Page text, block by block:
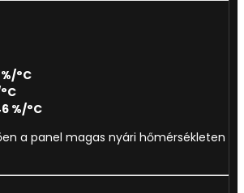
°C
%/°C
a panel magas nyári hőmérsékleten